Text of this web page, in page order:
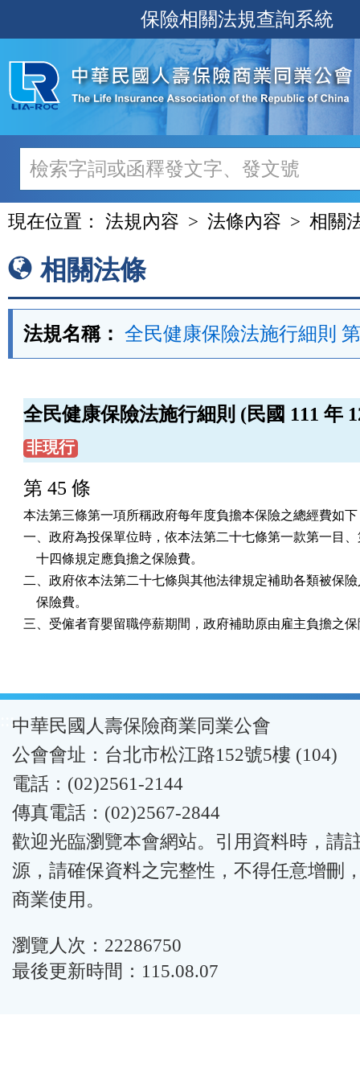
至
主
內
容
保險相關法規查詢系統
現在位置： 法規內容 法條內容 相關
相關法條
法規名稱： 全民健康保險法施行細則
全民健康保險法施行細則 (民國 111 年
非現行
第 45 條
本法第三條第一項所稱政府每年度負擔本保險之總經費如下
一、政府為投保單位時，依本法第二十七條第一款第一目
    十四條規定應負擔之保險費。
二、政府依本法第二十七條與其他法律規定補助各類被保
    保險費。
三、受僱者育嬰留職停薪期間，政府補助原由雇主負擔之
:::中華民國人壽保險商業同業公會
公會會址：台北市松江路152號5樓 (104)
電話：(02)2561-2144
傳真電話：(02)2567-2844
歡迎光臨瀏覽本會網站。引用資料時，請
源，請確保資料之完整性，不得任意增刪
商業使用。
瀏覽人次：22286750
最後更新時間：115.08.07